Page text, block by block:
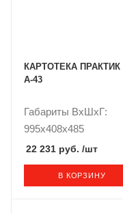
КАРТОТЕКА ПРАКТИК
А-43
Габариты ВxШxГ:
995x408x485
22 231 руб. /шт
В КОРЗИНУ